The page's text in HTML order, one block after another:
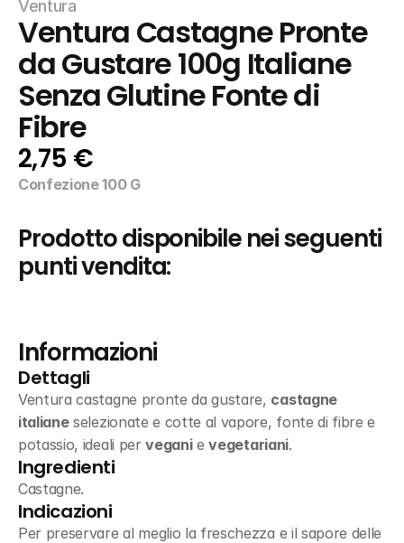
Ventura
Ventura Castagne Pronte
da Gustare 100g Italiane
Senza Glutine Fonte di
Fibre
2,75 €
Confezione 100 G
Prodotto disponibile nei seguenti
punti vendita:
Informazioni
Dettagli
Ventura castagne pronte da gustare, castagne
italiane selezionate e cotte al vapore, fonte di fibre e
potassio, ideali per vegani e vegetariani.
Ingredienti
Castagne.
Indicazioni
Per preservare al meglio la freschezza e il sapore delle